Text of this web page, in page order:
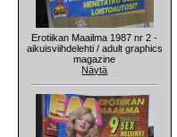
Erotiikan Maailma 1987 nr 2 -
aikuisviihdelehti / adult graphics
magazine
Näytä